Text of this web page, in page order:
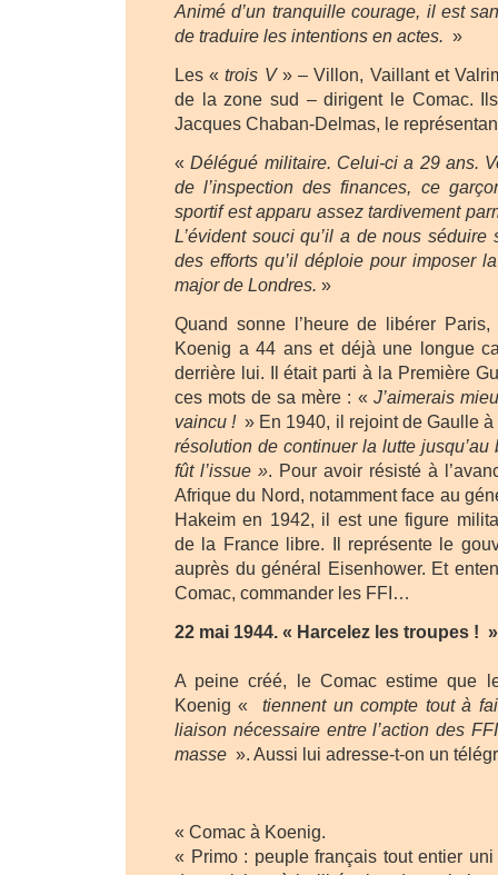
Animé d’un tranquille courage, il est
de traduire les intentions en actes. »
Les «trois V» – Villon, Vaillant et
de la zone sud – dirigent le Comac.
Jacques Chaban-Delmas, le
«Délégué militaire. Celui-ci a 29 ans.
de l’inspection des finances, ce
sportif est apparu assez tardivement
L’évident souci qu’il a de nous séduire
des efforts qu’il déploie pour imposer
major de Londres. »
Quand sonne l’heure de libérer
Koenig a 44 ans et déjà une longue
derrière lui. Il était parti à la Première
ces mots de sa mère : « J’aimerais
vaincu ! » En 1940, il rejoint de Gaulle
résolution de continuer la lutte jusqu’au
fût l’issue ». Pour avoir résisté à
Afrique du Nord, notamment face au
Hakeim en 1942, il est une figure
de la France libre. Il représente le
auprès du général Eisenhower. Et
Comac, commander les FFI…
22 mai 1944. « Harcelez les troupes ! »
A peine créé, le Comac estime que
Koenig «tiennent un compte tout à
liaison nécessaire entre l’action des
masse ». Aussi lui adresse-t-on un
« Comac à Koenig.
« Primo : peuple français tout entier